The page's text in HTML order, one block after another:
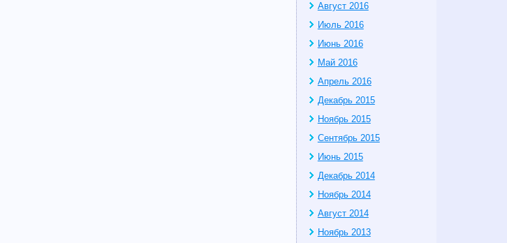
Август 2016
Июль 2016
Июнь 2016
Май 2016
Апрель 2016
Декабрь 2015
Ноябрь 2015
Сентябрь 2015
Июнь 2015
Декабрь 2014
Ноябрь 2014
Август 2014
Ноябрь 2013